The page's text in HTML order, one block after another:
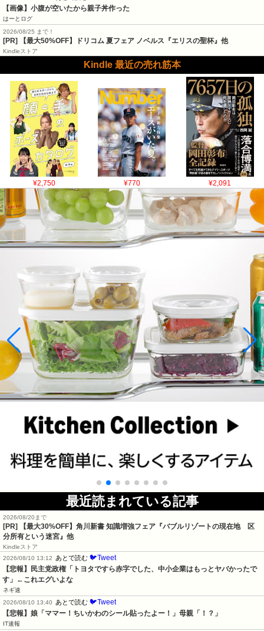
【画像】小腹が空いたから親子丼作った
はーとログ
2026/08/25 まで！
[PR] 【最大50%OFF】ドリコム 夏フェア ノベルス『エリスの聖杯』他
Kindleストア
Kindle 最近の売れ筋本
¥2,750 ¥770 ¥2,091
最近読まれている記事
2026/08/20まで
[PR]
【最大30%OFF】角川新書 知識増強フェア『バブルリゾートの現在地 区
分所有という迷宮』他
Kindleストア
2026/08/10 13:12
あとで読む 🐦Tweet
【悲報】民主党政権「トヨタですら赤字でした、中小企業はもっとヤバかったで
す」←これエグいよな
ネギ速
2026/08/10 13:40
あとで読む 🐦Tweet
【悲報】娘「ママー！ちいかわのシール貼ったよー！」母親「！？」
IT速報